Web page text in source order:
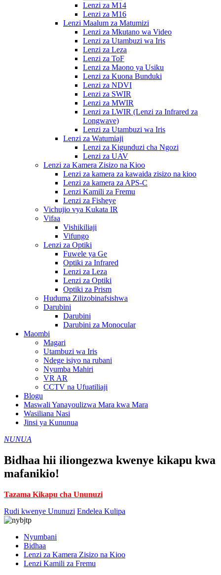
Lenzi za M14
Lenzi za M16
Lenzi Maalum za Matumizi
Lenzi za Mkutano wa Video
Lenzi za Utambuzi wa Iris
Lenzi za Leza
Lenzi za ToF
Lenzi za Maono ya Usiku
Lenzi za Kuona Bunduki
Lenzi za NDVI
Lenzi za SWIR
Lenzi za MWIR
Lenzi za LWIR (Lenzi za Infrared za
Longwave)
Lenzi za Utambuzi wa Iris
Lenzi za Watumiaji
Lenzi za Kigunduzi cha Ngozi
Lenzi za UAV
Lenzi za Kamera Zisizo na Kioo
Lenzi za kamera za kawaida zisizo na kioo
Lenzi za kamera za APS-C
Lenzi Kamili za Fremu
Lenzi za Fisheye
Vichujio vya Kukata IR
Vifaa
Vishikiliaji
Vifungo
Lenzi za Optiki
Fuwele ya Ge
Optiki za Infrared
Lenzi za Leza
Lenzi za Optiki
Optiki za Prism
Huduma Zilizobinafsishwa
Darubini
Darubini
Darubini za Monocular
Maombi
Magari
Utambuzi wa Iris
Ndege isiyo na rubani
Nyumba Mahiri
VR AR
CCTV na Ufuatiliaji
Blogu
Maswali Yanayoulizwa Mara kwa Mara
Wasiliana Nasi
Jinsi ya Kununua
NUNUA
Bidhaa hii iliongezwa kwenye kikapu kwa
mafanikio!
Tazama Kikapu cha Ununuzi
Rudi kwenye Ununuzi Endelea Kulipa
Nyumbani
Bidhaa
Lenzi za Kamera Zisizo na Kioo
Lenzi Kamili za Fremu